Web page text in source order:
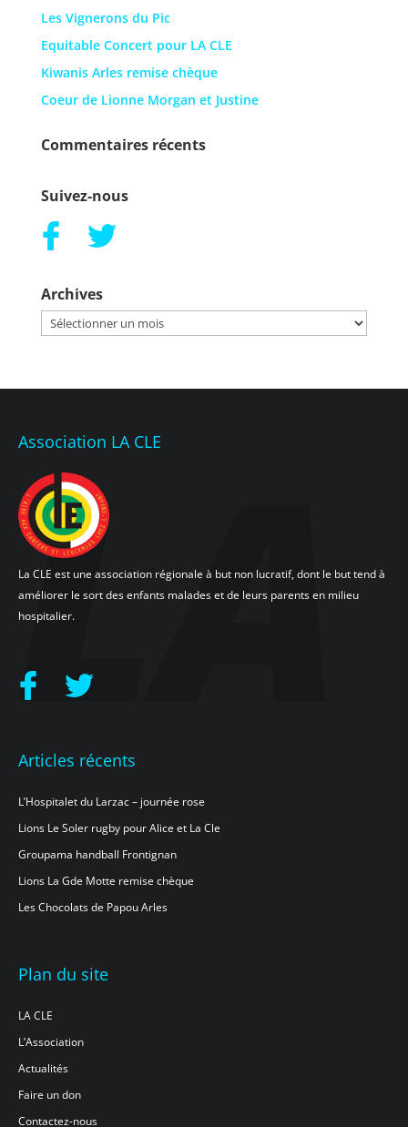
Les Vignerons du Pic
Equitable Concert pour LA CLE
Kiwanis Arles remise chèque
Coeur de Lionne Morgan et Justine
Commentaires récents
Suivez-nous
Archives
Archives
Association LA CLE
La CLE est une association régionale à but non lucratif, dont le but tend à
améliorer le sort des enfants malades et de leurs parents en milieu
hospitalier.
Articles récents
L’Hospitalet du Larzac – journée rose
Lions Le Soler rugby pour Alice et La Cle
Groupama handball Frontignan
Lions La Gde Motte remise chèque
Les Chocolats de Papou Arles
Plan du site
LA CLE
L’Association
Actualités
Faire un don
Contactez-nous